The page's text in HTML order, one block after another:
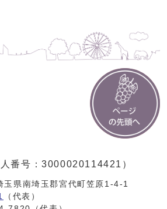
人番号：3000020114421）
県南埼玉郡宮代町笠原1-4-1
（代表）